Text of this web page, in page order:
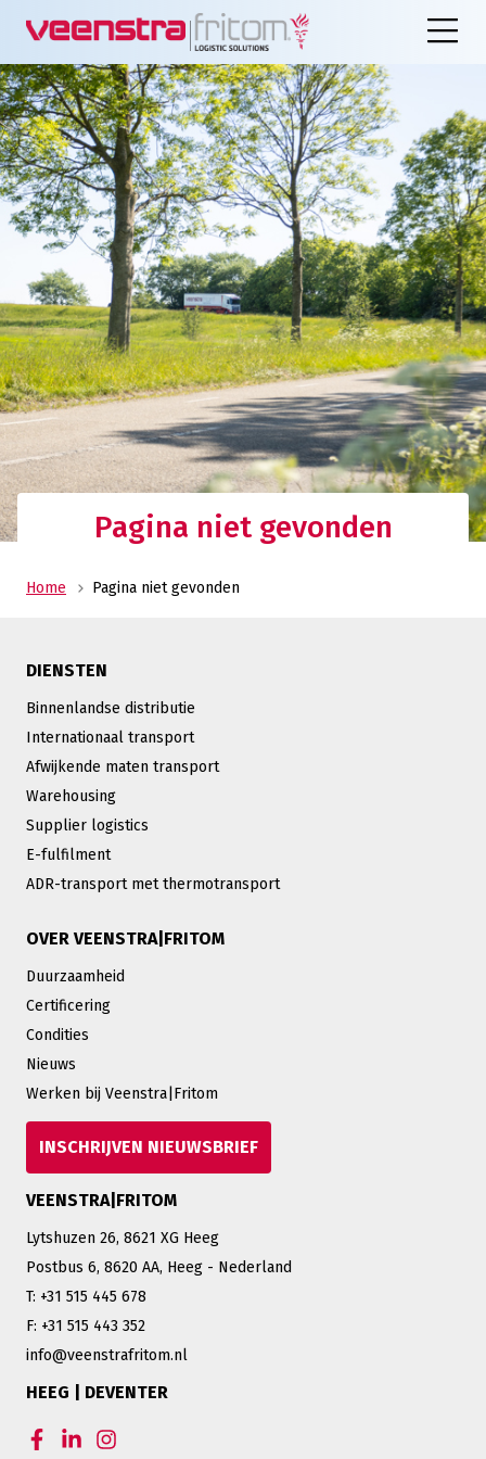
Pagina niet gevonden
Home Pagina niet gevonden
DIENSTEN
Binnenlandse distributie
Internationaal transport
Afwijkende maten transport
Warehousing
Supplier logistics
E-fulfilment
ADR-transport met thermotransport
OVER VEENSTRA|FRITOM
Duurzaamheid
Certificering
Condities
Nieuws
Werken bij Veenstra|Fritom
INSCHRIJVEN NIEUWSBRIEF
VEENSTRA|FRITOM
Lytshuzen 26, 8621 XG Heeg
Postbus 6, 8620 AA, Heeg - Nederland
T: +31 515 445 678
F: +31 515 443 352
info@veenstrafritom.nl
HEEG | DEVENTER